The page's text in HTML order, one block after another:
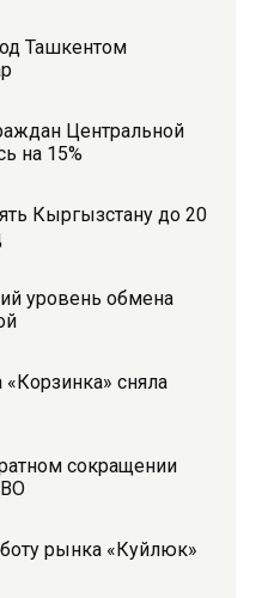
Ташкентом
Центральной
на 15%
Кыргызстану до 20
уровень обмена
сняла
сокращении
рынка «Куйлюк»